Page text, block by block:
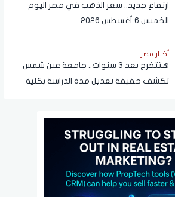
ارتفاع جديد.. سعر الذهب في مصر اليوم
الخميس 6 أغسطس 2026
أخبار مصر
هتتخرج بعد 3 سنوات.. جامعة عين شمس
تكشف حقيقة تعديل مدة الدراسة بكلية